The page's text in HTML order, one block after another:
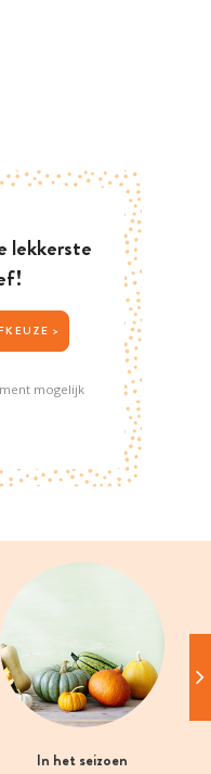
lekkerste
JOUW NIEUWSBRIEFKEUZE >
mogelijk
In het seizoen